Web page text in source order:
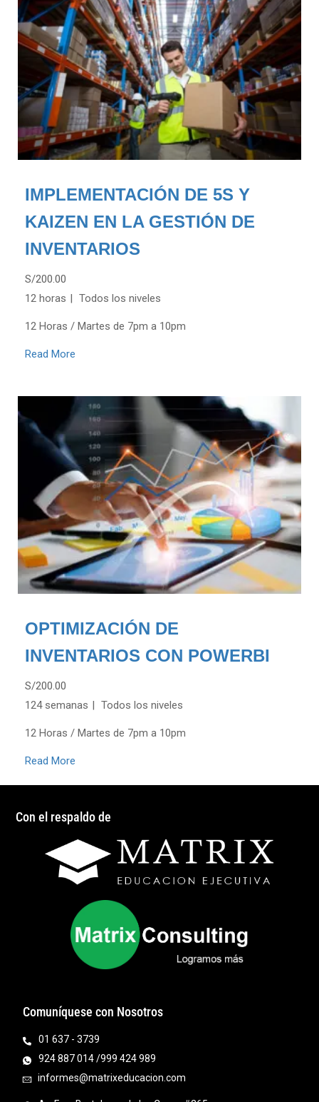
IMPLEMENTACIÓN DE 5S Y
KAIZEN EN LA GESTIÓN DE
INVENTARIOS
S/200.00
12 horas
Todos los niveles
12 Horas / Martes de 7pm a 10pm
Read More
OPTIMIZACIÓN DE
INVENTARIOS CON POWERBI
S/200.00
124 semanas
Todos los niveles
12 Horas / Martes de 7pm a 10pm
Read More
Con el respaldo de
Comuníquese con Nosotros
01 637 - 3739
924 887 014 /999 424 989
informes@matrixeducacion.com